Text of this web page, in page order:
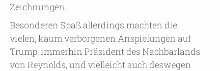
Zeichnungen.
Besonderen Spaß allerdings machten die
vielen, kaum verborgenen Anspielungen auf
Trump, immerhin Präsident des Nachbarlands
von Reynolds, und vielleicht auch deswegen